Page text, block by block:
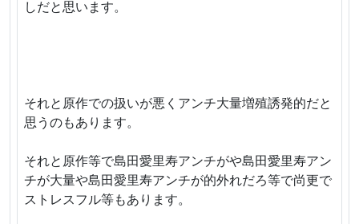
しだと思います。
それと原作での扱いが悪くアンチ大量増殖誘発的だと
思うのもあります。
それと原作等で島田愛里寿アンチがや島田愛里寿アン
チが大量や島田愛里寿アンチが的外れだろ等で尚更で
ストレスフル等もあります。